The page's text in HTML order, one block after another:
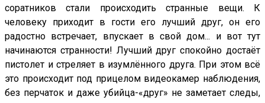
соратников стали происходить странные вещи. К
человеку приходит в гости его лучший друг, он его
радостно встречает, впускает в свой дом... и вот тут
начинаются странности! Лучший друг спокойно достаёт
пистолет и стреляет в изумлённого друга. При этом всё
это происходит под прицелом видеокамер наблюдения,
без перчаток и даже убийца-«друг» не заметает следы,